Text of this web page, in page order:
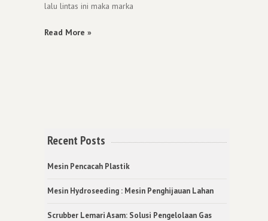
lalu lintas ini maka marka
Read More »
Recent Posts
Mesin Pencacah Plastik
Mesin Hydroseeding : Mesin Penghijauan Lahan
Scrubber Lemari Asam: Solusi Pengelolaan Gas